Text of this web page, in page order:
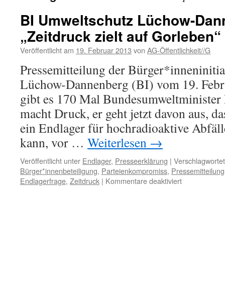
BI Umweltschutz Lüchow-
„Zeitdruck zielt auf Gorleben“
Veröffentlicht am 19. Februar 2013 von AG-Öffentlichkeit//G
Pressemitteilung der
Lüchow-Dannenberg (BI) vom 19.
gibt es 170 Mal
macht Druck, er geht jetzt davon aus,
ein Endlager für hochradioaktive
kann, vor … Weiterlesen →
Veröffentlicht unter Endlager, Presseerklärung |
Bürger*innenbeteiligung, Parteienkompromiss, Pressemitteilung
Endlagerfrage, Zeitdruck | Kommentare deaktiviertfür